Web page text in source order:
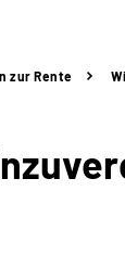
zur Rente